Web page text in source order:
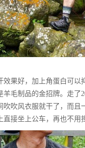
效果好，加上角蛋白可以
羊毛制品的金招牌。走了
吹吹风衣服就干了，而且
接坐上公车，再也不用